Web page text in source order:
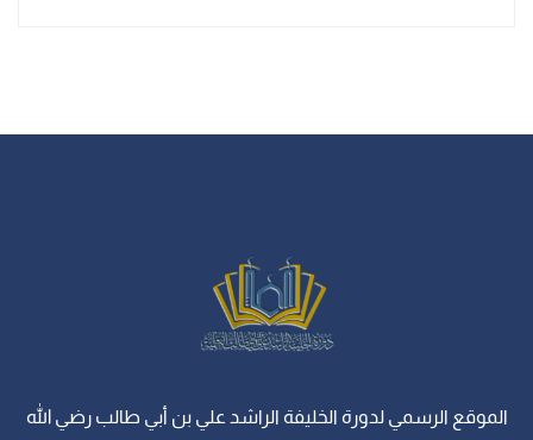
الموقع الرسمي لدورة الخليفة الراشد علي بن أبي طالب رضي الله